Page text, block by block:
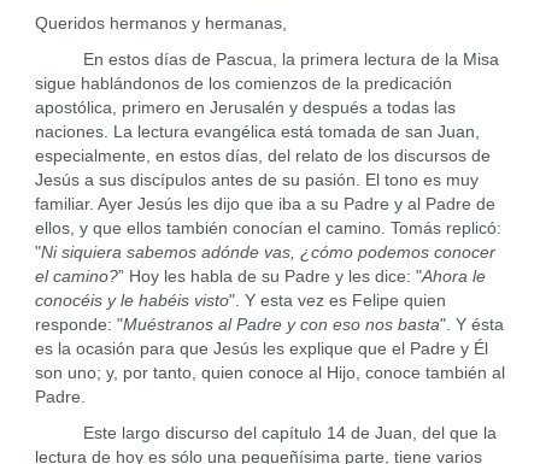
Queridos hermanos y hermanas,
En estos días de Pascua, la primera lectura de la Misa
sigue hablándonos de los comienzos de la predicación
apostólica, primero en Jerusalén y después a todas las
naciones. La lectura evangélica está tomada de san Juan,
especialmente, en estos días, del relato de los discursos de
Jesús a sus discípulos antes de su pasión. El tono es muy
familiar. Ayer Jesús les dijo que iba a su Padre y al Padre de
ellos, y que ellos también conocían el camino. Tomás replicó:
"Ni siquiera sabemos adónde vas, ¿cómo podemos conocer
el camino?” Hoy les habla de su Padre y les dice: "Ahora le
conocéis y le habéis visto". Y esta vez es Felipe quien
responde: "Muéstranos al Padre y con eso nos basta". Y ésta
es la ocasión para que Jesús les explique que el Padre y Él
son uno; y, por tanto, quien conoce al Hijo, conoce también al
Padre.
Este largo discurso del capítulo 14 de Juan, del que la
lectura de hoy es sólo una pequeñísima parte, tiene varios